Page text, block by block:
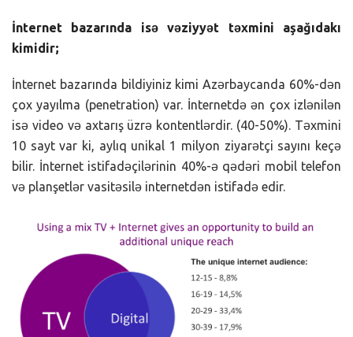
İnternet bazarında isə vəziyyət təxmini aşağıdakı
kimidir;
İnternet bazarında bildiyiniz kimi Azərbaycanda 60%-dən
çox yayılma (penetration) var. İnternetdə ən çox izlənilən
isə video və axtarış üzrə kontentlərdir. (40-50%). Təxmini
10 sayt var ki, aylıq unikal 1 milyon ziyarətçi sayını keçə
bilir. İnternet istifadəçilərinin 40%-ə qədəri mobil telefon
və planşetlər vasitəsilə internetdən istifadə edir.